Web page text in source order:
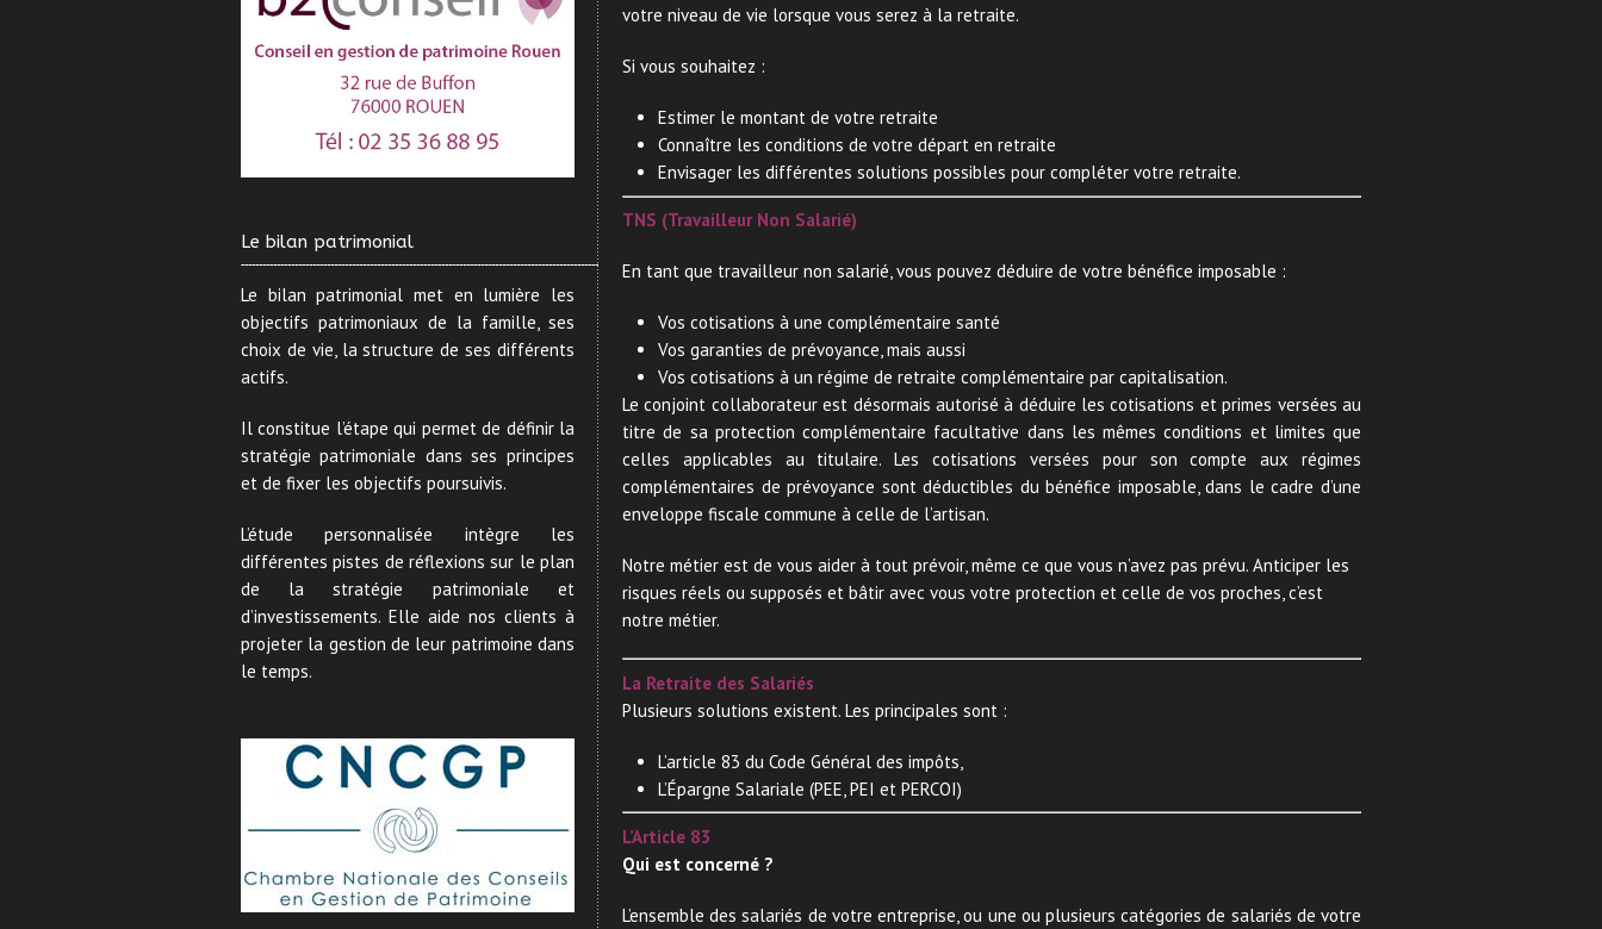
votre niveau de vie lorsque vous serez à la retraite.
Si vous souhaitez :
Estimer le montant de votre retraite
Connaître les conditions de votre départ en retraite
Envisager les différentes solutions possibles pour compléter votre retraite.
TNS (Travailleur Non Salarié)
En tant que travailleur non salarié, vous pouvez déduire de votre bénéfice imposable :
Vos cotisations à une complémentaire santé
Vos garanties de prévoyance, mais aussi
Vos cotisations à un régime de retraite complémentaire par capitalisation.
Le conjoint collaborateur est désormais autorisé à déduire les cotisations et primes versées au
titre de sa protection complémentaire facultative dans les mêmes conditions et limites que
celles applicables au titulaire. Les cotisations versées pour son compte aux régimes
complémentaires de prévoyance sont déductibles du bénéfice imposable, dans le cadre d’une
enveloppe fiscale commune à celle de l’artisan.
Notre métier est de vous aider à tout prévoir, même ce que vous n’avez pas prévu. Anticiper les
risques réels ou supposés et bâtir avec vous votre protection et celle de vos proches, c’est
notre métier.
La Retraite des Salariés
Plusieurs solutions existent. Les principales sont :
L’article 83 du Code Général des impôts,
L’Épargne Salariale (PEE, PEI et PERCOI)
L’Article 83
Qui est concerné ?
L’ensemble des salariés de votre entreprise, ou une ou plusieurs catégories de salariés de votre
Le bilan patrimonial
Le bilan patrimonial met en lumière les
objectifs patrimoniaux de la famille, ses
choix de vie, la structure de ses différents
actifs.
Il constitue l’étape qui permet de définir la
stratégie patrimoniale dans ses principes
et de fixer les objectifs poursuivis.
L’étude personnalisée intègre les
différentes pistes de réflexions sur le plan
de la stratégie patrimoniale et
d’investissements. Elle aide nos clients à
projeter la gestion de leur patrimoine dans
le temps.